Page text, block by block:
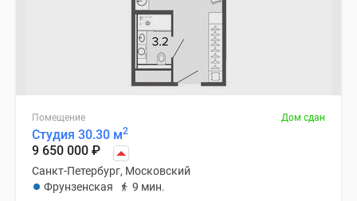
Помещение Дом сдан
Студия 30.30 м2
9 650 000 ₽
Санкт-Петербург, Московский
Фрунзенская
9 мин.